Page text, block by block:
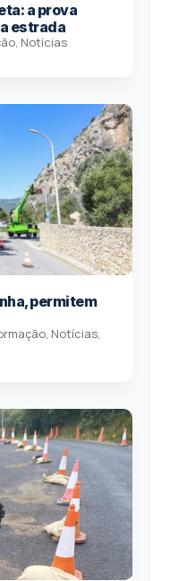
a prova
estrada
, Notícias
permitem
, Notícias,